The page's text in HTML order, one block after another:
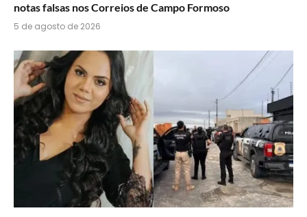
notas falsas nos Correios de Campo Formoso
5 de agosto de 2026